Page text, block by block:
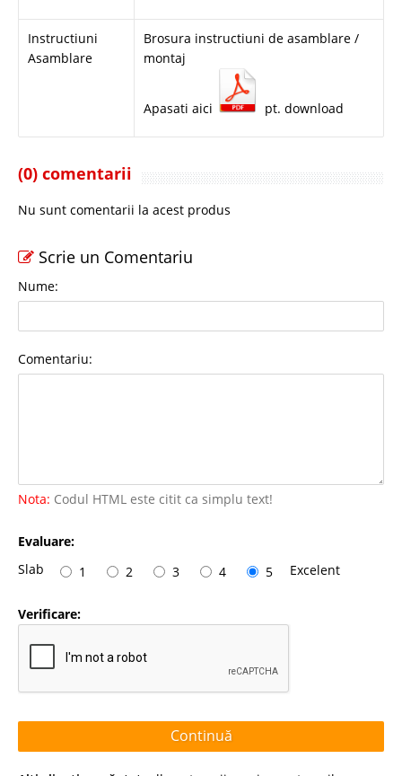
Instructiuni
Asamblare
Brosura instructiuni de asamblare /
montaj
Apasati aici pt. download
(0) comentarii
Nu sunt comentarii la acest produs
Scrie un Comentariu
Nume:
Comentariu:
Nota: Codul HTML este citit ca simplu text!
Evaluare:
Slab
1 2 3 4 5 Excelent
Verificare:
Continuă